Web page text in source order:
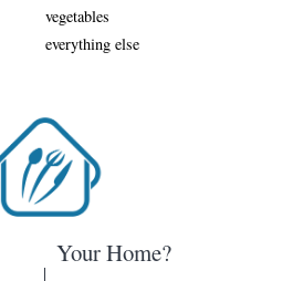
vegetables
everything else
Your Home?